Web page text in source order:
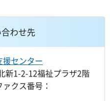
わせ先
センター
1-2-12福祉プラザ2階
クス番号：